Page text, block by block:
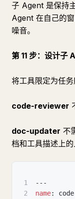
子 Agent 是保持
Agent 在自己的
噪音。
第 11 步：设计子
将工具限定为任务
code-reviewer
doc-updater 不
档和工具描述上的
1
---
2
name: code